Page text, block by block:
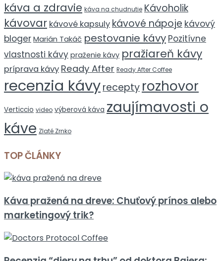
káva a zdravie káva na chudnutie Kávoholik
kávovar kávové kapsuly kávové nápoje kávový
blogerMarián Takáč pestovanie kávy Pozitívne
vlastnosti kávy praženie kávy pražiareň kávy
príprava kávy Ready After Ready After Coffee
recenzia kávyrecepty rozhovor
Verticcio video výberová káva zaujímavosti o
káve Zlaté Zrnko
TOP ČLÁNKY
Káva pražená na dreve: Chuťový prínos alebo
marketingový trik?